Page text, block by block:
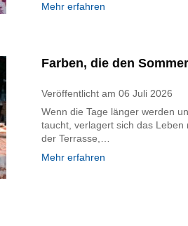
Mehr erfahren
Farben, die den
Veröffentlicht am 06 Juli 2026
Wenn die Tage länger werden
taucht, verlagert sich das
der Terrasse,…
Mehr erfahren